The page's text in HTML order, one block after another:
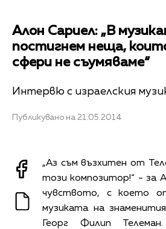
Алон Сариел: „В
постигнем неща,
сфери не съумяваме“
Интервю с израелския
Публикувано на 21.05.2014
„Аз съм възхитен от
този композитор!“ - за
чувството, с което
музиката на
Георг Филип